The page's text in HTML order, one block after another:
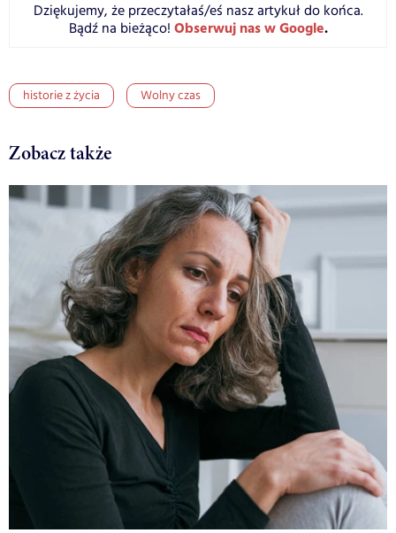
Dziękujemy, że przeczytałaś/eś nasz artykuł do końca.
Bądź na bieżąco! Obserwuj nas w Google.
historie z życia Wolny czas
Zobacz także